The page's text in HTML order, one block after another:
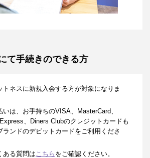
て手続きのできる方
トネスに新規入会する方が対象になりま
は、お手持ちのVISA、MasterCard、
、Diners Clubのクレジットカードも
ランドのデビットカードをご利用くださ
ある質問はこちら をご確認ください。